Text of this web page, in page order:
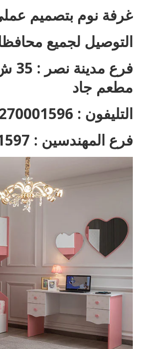
غرفة نوم بتصميم
التوصيل لجميع
مطعم جاد
التليفون : 01270001596
فرع المهندسين : 01270001597